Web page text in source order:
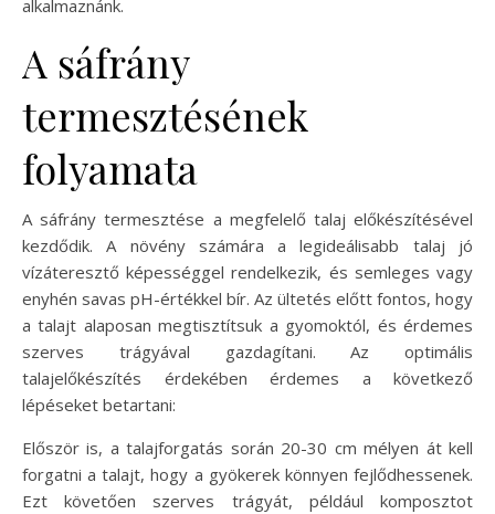
alkalmaznánk.
A sáfrány
termesztésének
folyamata
A sáfrány termesztése a megfelelő talaj előkészítésével
kezdődik. A növény számára a legideálisabb talaj jó
vízáteresztő képességgel rendelkezik, és semleges vagy
enyhén savas pH-értékkel bír. Az ültetés előtt fontos, hogy
a talajt alaposan megtisztítsuk a gyomoktól, és érdemes
szerves trágyával gazdagítani. Az optimális
talajelőkészítés érdekében érdemes a következő
lépéseket betartani:
Először is, a talajforgatás során 20-30 cm mélyen át kell
forgatni a talajt, hogy a gyökerek könnyen fejlődhessenek.
Ezt követően szerves trágyát, például komposztot